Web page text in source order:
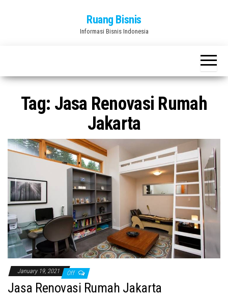
Ruang Bisnis
Informasi Bisnis Indonesia
Tag: Jasa Renovasi Rumah
Jakarta
January 19, 2021 Off
Jasa Renovasi Rumah Jakarta